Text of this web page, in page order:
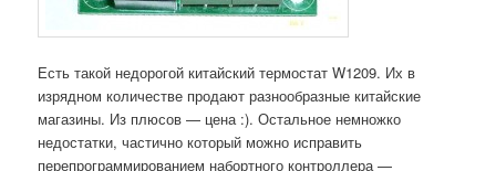
Есть такой недорогой китайский термостат W1209. Их в
изрядном количестве продают разнообразные китайские
магазины. Из плюсов — цена :). Остальное немножко
недостатки, частично который можно исправить
перепрограммированием набортного контроллера —